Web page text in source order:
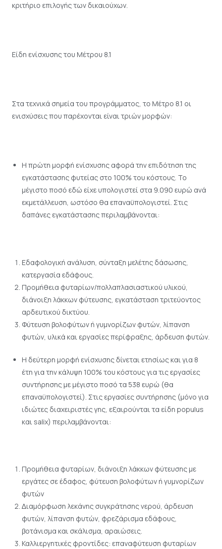
κριτήριο επιλογής των δικαιούχων.
Είδη ενίσχυσης του Μέτρου 8.1
Στα τεχνικά σημεία του προγράμματος, το Μέτρο 8.1 οι
ενισχύσεις που παρέχονται είναι τριών µορφών:
Η πρώτη μορφή ενίσχυσης αφορά την επιδότηση της
εγκατάστασης φυτείας στο 100% του κόστους. Το
µέγιστο ποσό εδώ είχε υπολογιστεί στα 9.090 ευρώ ανά
εκμετάλλευση, ωστόσο θα επαναϋπολογιστεί. Στις
δαπάνες εγκατάστασης περιλαμβάνονται:
Εδαφολογική ανάλυση, σύνταξη μελέτης δάσωσης,
κατεργασία εδάφους.
Προμήθεια φυταρίων/πολλαπλασιαστικού υλικού,
διάνοιξη λάκκων φύτευσης, εγκατάσταση τριτεύοντος
αρδευτικού δικτύου.
Φύτευση βολοφύτων ή γυµνορίζων φυτών, λίπανση
φυτών, υλικά και εργασίες περίφραξης, άρδευση φυτών.
Η δεύτερη μορφή ενίσχυσης δίνεται ετησίως και για 8
έτη για την κάλυψη 100% του κόστους για τις εργασίες
συντήρησης µε µέγιστο ποσό τα 538 ευρώ (θα
επαναϋπολογιστεί). Στις εργασίες συντήρησης (µόνο για
ιδιώτες διαχειριστές γης, εξαιρούνται τα είδη populus
και salix) περιλαμβάνονται:
Προμήθεια φυταρίων, διάνοιξη λάκκων φύτευσης µε
εργάτες σε έδαφος, φύτευση βολοφύτων ή γυµνορίζων
φυτών
∆ιαμόρφωση λεκάνης συγκράτησης νερού, άρδευση
φυτών, λίπανση φυτών, φρεζάρισμα εδάφους,
βοτάνισμα και σκάλισμα, αραιώσεις.
Καλλιεργητικές φροντίδες: επαναφύτευση φυταρίων